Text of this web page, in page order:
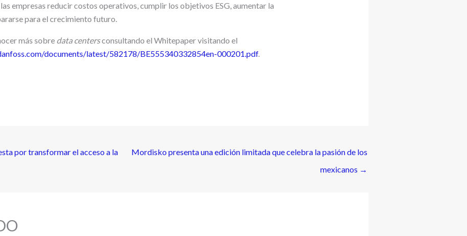
empresas reducir costos operativos, cumplir los objetivos ESG, aumentar la
para el crecimiento futuro.
más sobre data centersconsultando el Whitepaper visitando el
documents/latest/582178/BE555340332854en-000201.pdf.
por transformar el acceso a la
Mordisko presenta una edición limitada que celebra la pasión de los
mexicanos →